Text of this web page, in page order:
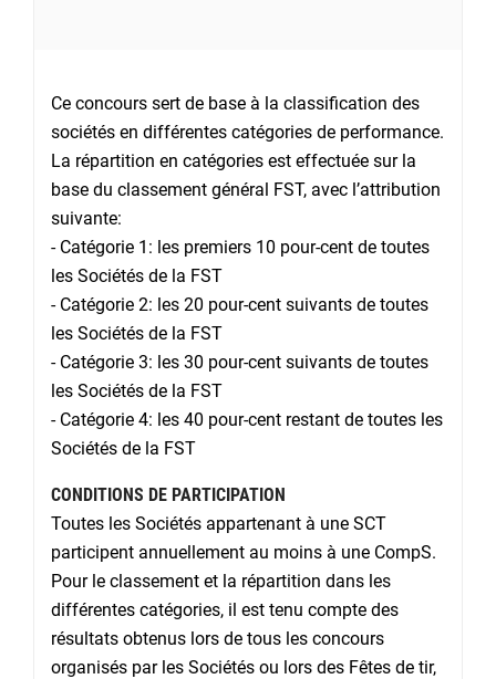
Ce concours sert de base à la classification des
sociétés en différentes catégories de performance.
La répartition en catégories est effectuée sur la
base du classement général FST, avec l’attribution
suivante:
- Catégorie 1: les premiers 10 pour-cent de toutes
les Sociétés de la FST
- Catégorie 2: les 20 pour-cent suivants de toutes
les Sociétés de la FST
- Catégorie 3: les 30 pour-cent suivants de toutes
les Sociétés de la FST
- Catégorie 4: les 40 pour-cent restant de toutes les
Sociétés de la FST
CONDITIONS DE PARTICIPATION
Toutes les Sociétés appartenant à une SCT
participent annuellement au moins à une CompS.
Pour le classement et la répartition dans les
différentes catégories, il est tenu compte des
résultats obtenus lors de tous les concours
organisés par les Sociétés ou lors des Fêtes de tir,